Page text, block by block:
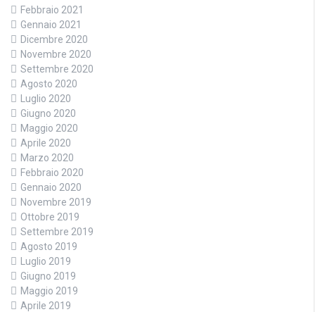
Febbraio 2021
Gennaio 2021
Dicembre 2020
Novembre 2020
Settembre 2020
Agosto 2020
Luglio 2020
Giugno 2020
Maggio 2020
Aprile 2020
Marzo 2020
Febbraio 2020
Gennaio 2020
Novembre 2019
Ottobre 2019
Settembre 2019
Agosto 2019
Luglio 2019
Giugno 2019
Maggio 2019
Aprile 2019